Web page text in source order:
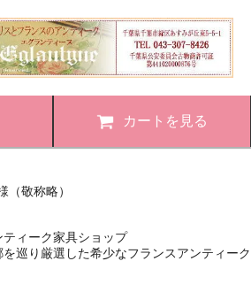
カートを見る
敬称略）
ィーク家具ショップ
巡り厳選した希少なフランスアンティーク